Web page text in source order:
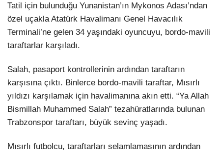
Tatil için bulunduğu Yunanistan’ın Mykonos Adası’ndan
özel uçakla Atatürk Havalimanı Genel Havacılık
Terminali’ne gelen 34 yaşındaki oyuncuyu, bordo-mavili
taraftarlar karşıladı.
Salah, pasaport kontrollerinin ardından taraftarın
karşısına çıktı. Binlerce bordo-mavili taraftar, Mısırlı
yıldızı karşılamak için havalimanına akın etti. “Ya Allah
Bismillah Muhammed Salah” tezahüratlarında bulunan
Trabzonspor taraftarı, büyük sevinç yaşadı.
Mısırlı futbolcu, taraftarları selamlamasının ardından